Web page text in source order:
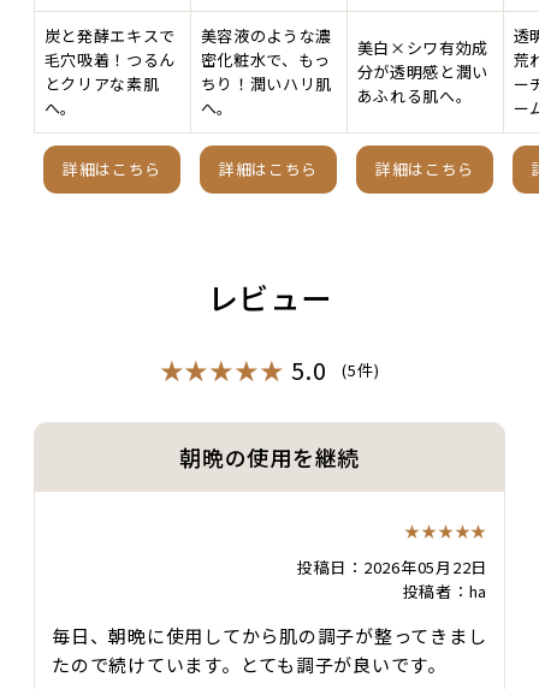
炭と発酵エキスで
毛穴吸着！つるん
とクリアな素肌
へ。
美容液のような濃
密化粧水で、もっ
ちり！潤いハリ肌
へ。
美白×シワ有効成
分が透明感と潤い
あふれる肌へ。
透
荒
ー
ー
詳細はこちら 詳細はこちら 詳細はこちら
レビュー
★★★★★ 5.0 (5件)
朝晩の使用を継続
★★★★★
投稿日：2026年05月22日
投稿者：ha
毎日、朝晩に使用してから肌の調子が整ってきまし
たので続けています。とても調子が良いです。